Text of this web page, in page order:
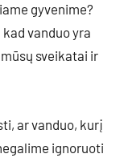
gyvenime?
vanduo yra
sveikatai ir
ar vanduo, kurį
ignoruoti